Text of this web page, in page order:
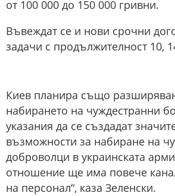
от 100 000 до 150 000 гривни.
Въвеждат се и нови срочни
задачи с продължителност 10,
Киев планира също
набирането на чуждестранни
указания да се създадат
възможности за набиране на
доброволци в украинската
отношение ще има повече
на персонал“, каза Зеленски.